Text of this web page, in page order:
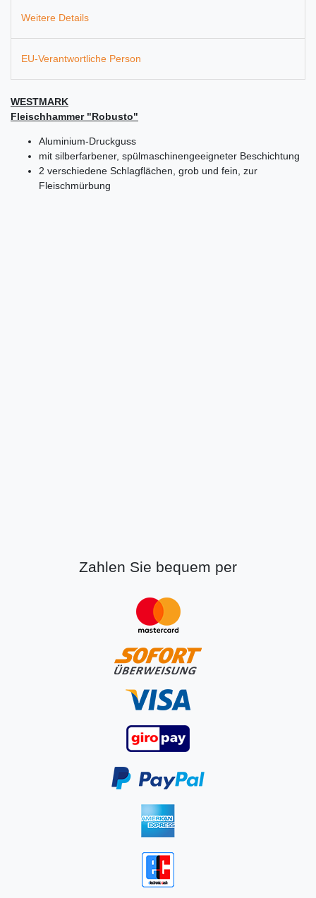
Weitere Details
EU-Verantwortliche Person
WESTMARK
Fleischhammer "Robusto"
Aluminium-Druckguss
mit silberfarbener, spülmaschinengeeigneter Beschichtung
2 verschiedene Schlagflächen, grob und fein, zur
Fleischmürbung
Zahlen Sie bequem per